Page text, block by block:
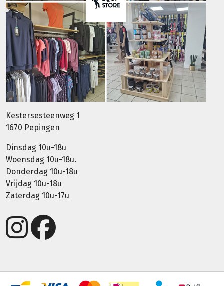
Kestersesteenweg 1
1670 Pepingen
Dinsdag 10u-18u
Woensdag 10u-18u.
Donderdag 10u-18u
Vrijdag 10u-18u
Zaterdag 10u-17u